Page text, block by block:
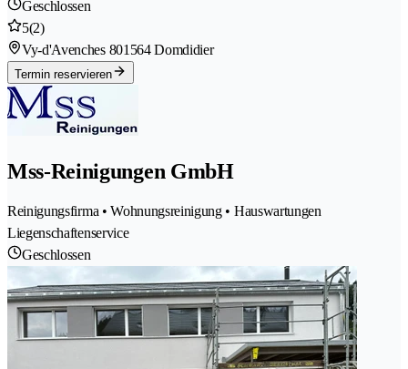
Geschlossen
5(2)
Vy-d'Avenches 801564 Domdidier
Termin reservieren
Mss-Reinigungen GmbH
Reinigungsfirma • Wohnungsreinigung • Hauswartungen
Liegenschaftenservice
Geschlossen